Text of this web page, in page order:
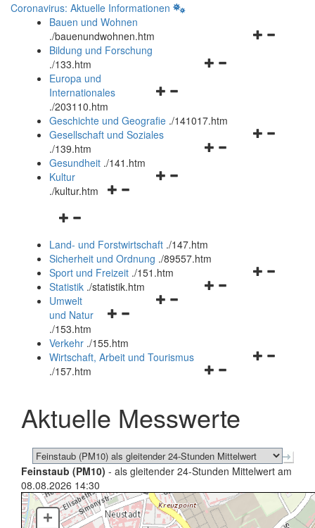
Coronavirus: Aktuelle Informationen
Bauen und Wohnen
./bauenundwohnen.htm
Navigationsmenü
Bildung und Forschung
./133.htm
Navigationsmenü
und
schließen
Europa und
Internationales
./203110.htm
Geschichte und Geografie ./141017.htm
Navigationsmenü
Gesellschaft und Soziales
./139.htm
Navigationsmenü
Gesundheit ./141.htm
Navigationsmenü
Kultur
./kultur.htm
Navigationsmenü
und
schließen
Land- und Forstwirtschaft ./147.htm
Sicherheit und Ordnung ./89557.htm
Navigationsmenü
Sport und Freizeit ./151.htm
Navigationsmenü
Statistik ./statistik.htm
Navigationsmenü
und
schließen
Umwelt
und Natur
./153.htm
Verkehr ./155.htm
Navigationsmenü
schließen
Wirtschaft, Arbeit und Tourismus
./157.htm
Aktuelle Messwerte
Feinstaub (PM10) - als gleitender 24-Stunden Mittelwert am
08.08.2026 14:30
+